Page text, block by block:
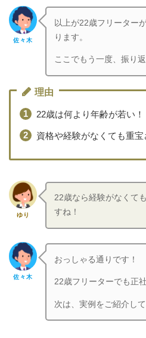
佐々木
以上が22歳フリーター
ります。
ここでもう一度、振り
理由
22歳は何より年齢が若い！
資格や経験がなくても重宝
ゆり
22歳なら経験がなくて
すね！
佐々木
おっしゃる通りです！
22歳フリーターでも正
次は、実例をご紹介して